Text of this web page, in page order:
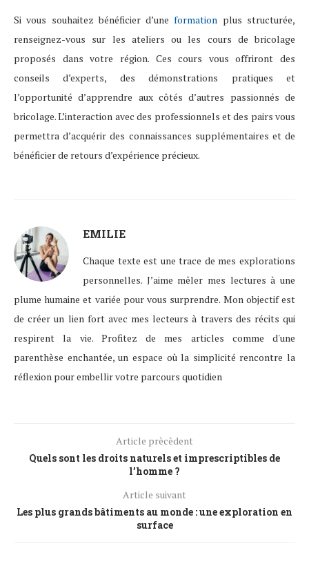
Si vous souhaitez bénéficier d’uneformation plus structurée,
renseignez-vous sur les ateliers ou les cours de bricolage
proposés dans votre région. Ces cours vous offriront des
conseils d’experts, des démonstrations pratiques et
l’opportunité d’apprendre aux côtés d’autres passionnés de
bricolage. L’interaction avec des professionnels et des pairs vous
permettra d’acquérir des connaissances supplémentaires et de
bénéficier de retours d’expérience précieux.
EMILIE
Chaque texte est une trace de mes explorations
personnelles. J’aime mêler mes lectures à une
plume humaine et variée pour vous surprendre. Mon objectif est
de créer un lien fort avec mes lecteurs à travers des récits qui
respirent la vie. Profitez de mes articles comme d'une
parenthèse enchantée, un espace où la simplicité rencontre la
réflexion pour embellir votre parcours quotidien
Article prècèdent
Quels sont les droits naturels et imprescriptibles de
l’homme ?
Article suivant
Les plus grands bâtiments au monde : une exploration en
surface